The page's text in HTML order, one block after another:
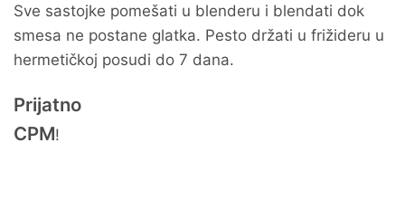
Sve sastojke pomešati u blenderu i blendati dok
smesa ne postane glatka. Pesto držati u frižideru u
hermetičkoj posudi do 7 dana.
Prijatno
CPM!